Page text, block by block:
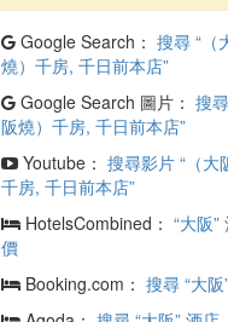
Google Search： 搜尋 “（
燒）千房, 千日前本店”
Google Search 圖片： 搜
阪燒）千房, 千日前本店”
Youtube： 搜尋影片 “（大
千房, 千日前本店”
HotelsCombined： “大阪”
價
Booking.com： 搜尋 “大阪